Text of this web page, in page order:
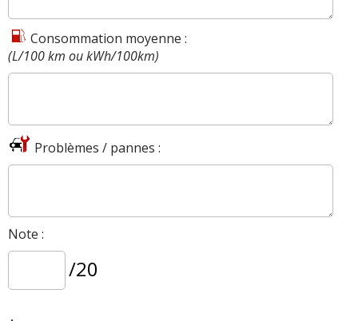
Consommation moyenne :
(L/100 km ou kWh/100km)
Problèmes / pannes :
Note :
/20